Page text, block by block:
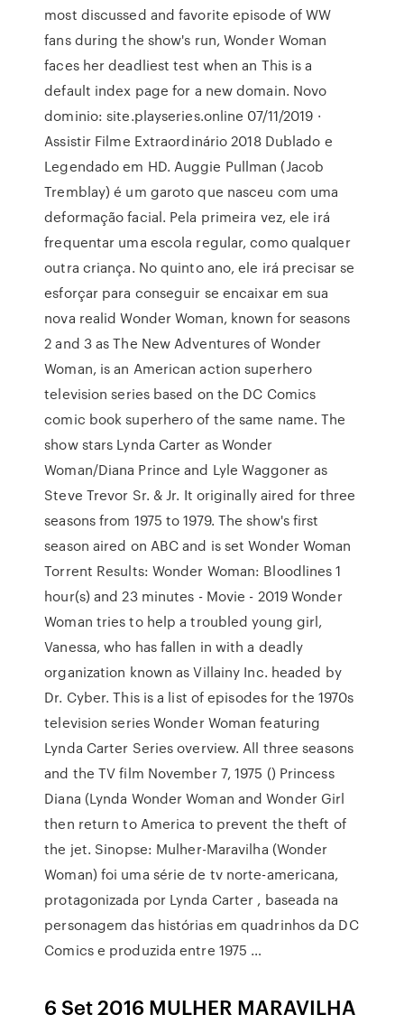
most discussed and favorite episode of WW
fans during the show's run, Wonder Woman
faces her deadliest test when an This is a
default index page for a new domain. Novo
dominio: site.playseries.online 07/11/2019 ·
Assistir Filme Extraordinário 2018 Dublado e
Legendado em HD. Auggie Pullman (Jacob
Tremblay) é um garoto que nasceu com uma
deformação facial. Pela primeira vez, ele irá
frequentar uma escola regular, como qualquer
outra criança. No quinto ano, ele irá precisar se
esforçar para conseguir se encaixar em sua
nova realid Wonder Woman, known for seasons
2 and 3 as The New Adventures of Wonder
Woman, is an American action superhero
television series based on the DC Comics
comic book superhero of the same name. The
show stars Lynda Carter as Wonder
Woman/Diana Prince and Lyle Waggoner as
Steve Trevor Sr. & Jr. It originally aired for three
seasons from 1975 to 1979. The show's first
season aired on ABC and is set Wonder Woman
Torrent Results: Wonder Woman: Bloodlines 1
hour(s) and 23 minutes - Movie - 2019 Wonder
Woman tries to help a troubled young girl,
Vanessa, who has fallen in with a deadly
organization known as Villainy Inc. headed by
Dr. Cyber. This is a list of episodes for the 1970s
television series Wonder Woman featuring
Lynda Carter Series overview. All three seasons
and the TV film November 7, 1975 () Princess
Diana (Lynda Wonder Woman and Wonder Girl
then return to America to prevent the theft of
the jet. Sinopse: Mulher-Maravilha (Wonder
Woman) foi uma série de tv norte-americana,
protagonizada por Lynda Carter , baseada na
personagem das histórias em quadrinhos da DC
Comics e produzida entre 1975 …
6 Set 2016 MULHER MARAVILHA